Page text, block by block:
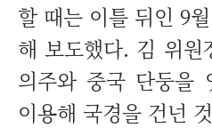
할 때는 이틀 뒤인 9
해 보도했다. 김 위원
의주와 중국 단둥을
이용해 국경을 건넌